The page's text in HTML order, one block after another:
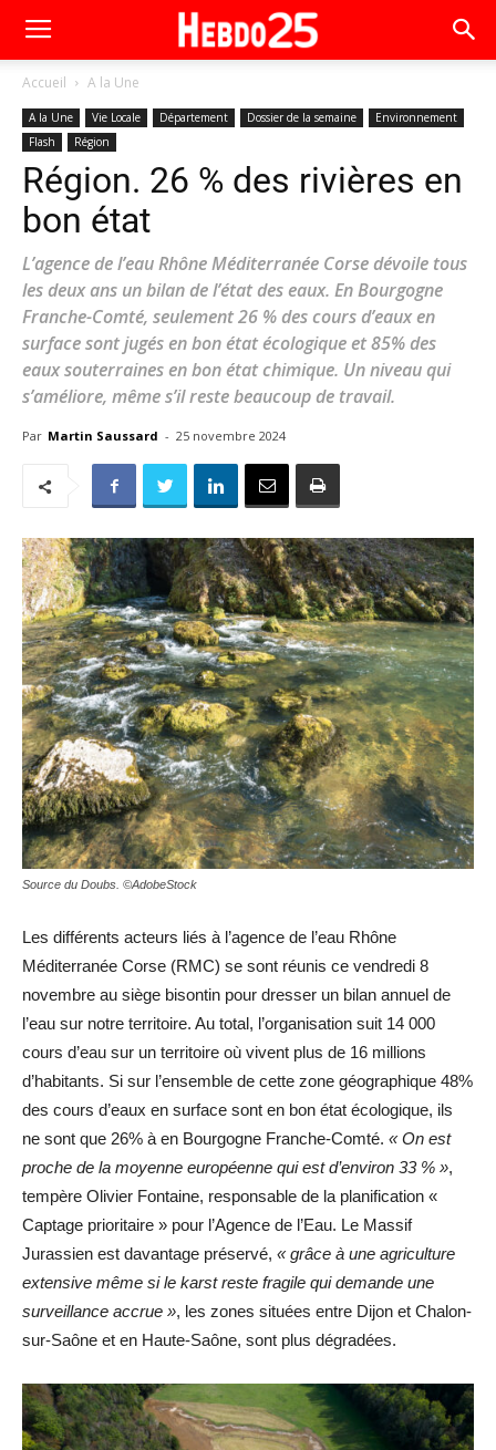
Accueil A la Une
A la Une Vie Locale Département Dossier de la semaine
Environnement
Flash
Région
Région. 26 % des rivières en
bon état
L’agence de l’eau Rhône Méditerranée Corse dévoile tous
les deux ans un bilan de l’état des eaux. En Bourgogne
Franche-Comté, seulement 26 % des cours d’eaux en
surface sont jugés en bon état écologique et 85% des
eaux souterraines en bon état chimique. Un niveau qui
s’améliore, même s’il reste beaucoup de travail.
Par Martin Saussard - 25 novembre 2024
Source du Doubs. ©AdobeStock
Les différents acteurs liés à l’agence de l’eau Rhône
Méditerranée Corse (RMC) se sont réunis ce vendredi 8
novembre au siège bisontin pour dresser un bilan annuel de
l’eau sur notre territoire. Au total, l’organisation suit 14 000
cours d’eau sur un territoire où vivent plus de 16 millions
d’habitants. Si sur l’ensemble de cette zone géographique 48%
des cours d’eaux en surface sont en bon état écologique, ils
ne sont que 26% à en Bourgogne Franche-Comté. « On est
proche de la moyenne européenne qui est d’environ 33 % »,
tempère Olivier Fontaine, responsable de la planification «
Captage prioritaire » pour l’Agence de l’Eau. Le Massif
Jurassien est davantage préservé, « grâce à une agriculture
extensive même si le karst reste fragile qui demande une
surveillance accrue », les zones situées entre Dijon et Chalon-
sur-Saône et en Haute-Saône, sont plus dégradées.